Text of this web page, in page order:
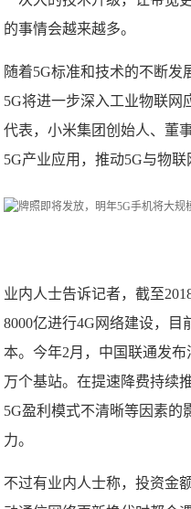
的事情会越来越多。
随着5G标准和技术的不断发
5G将进一步深入工业物联网
代表，小米集团创始人、董
5G产业应用，推动5G与物联
业内人士告诉记者，截至
8000亿进行4G网络建设，
本。今年2月，中国联通发
万个基站。在提速降费持续
5G盈利模式不清晰等因素的
力。
不过有业内人士称，投资金